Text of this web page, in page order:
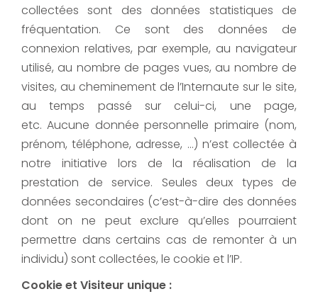
collectées sont des données statistiques de
fréquentation. Ce sont des données de
connexion relatives, par exemple, au navigateur
utilisé, au nombre de pages vues, au nombre de
visites, au cheminement de l’Internaute sur le site,
au temps passé sur celui-ci, une page,
etc. Aucune donnée personnelle primaire (nom,
prénom, téléphone, adresse, …) n’est collectée à
notre initiative lors de la réalisation de la
prestation de service. Seules deux types de
données secondaires (c’est-à-dire des données
dont on ne peut exclure qu’elles pourraient
permettre dans certains cas de remonter à un
individu) sont collectées, le cookie et l’IP.
Cookie et Visiteur unique :